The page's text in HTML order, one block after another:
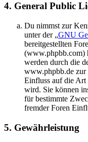
4. General Public
Du nimmst zur
unter der „GNU
bereitgestellten
(www.phpbb.com)
werden durch die
www.phpbb.de zur
Einfluss auf die Art
wird. Sie können
für bestimmte
fremder Foren
5. Gewährleistung